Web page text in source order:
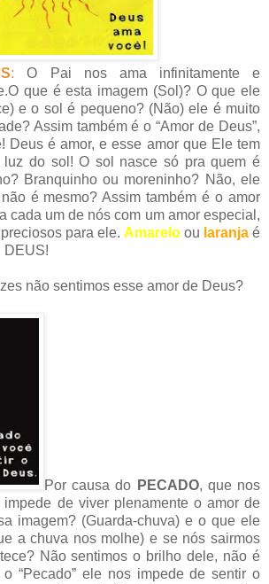
: O Pai nos ama infinitamente e
que é esta imagem (Sol)? O que ele
e o sol é pequeno? (Não) ele é muito
Assim também é o “Amor de Deus”,
Deus é amor, e esse amor que Ele tem
do sol! O sol nasce só pra quem é
Branquinho ou moreninho? Não, ele
é mesmo? Assim também é o amor
cada um de nós com um amor especial,
para ele. Amarelo ou laranja é
DEUS!
não sentimos esse amor de Deus?
Por causa do PECADO, que nos
de viver plenamente o amor de
imagem? (Guarda-chuva) e o que ele
a chuva nos molhe) e se nós sairmos
Não sentimos o brilho dele, não é
“Pecado” ele nos impede de sentir o